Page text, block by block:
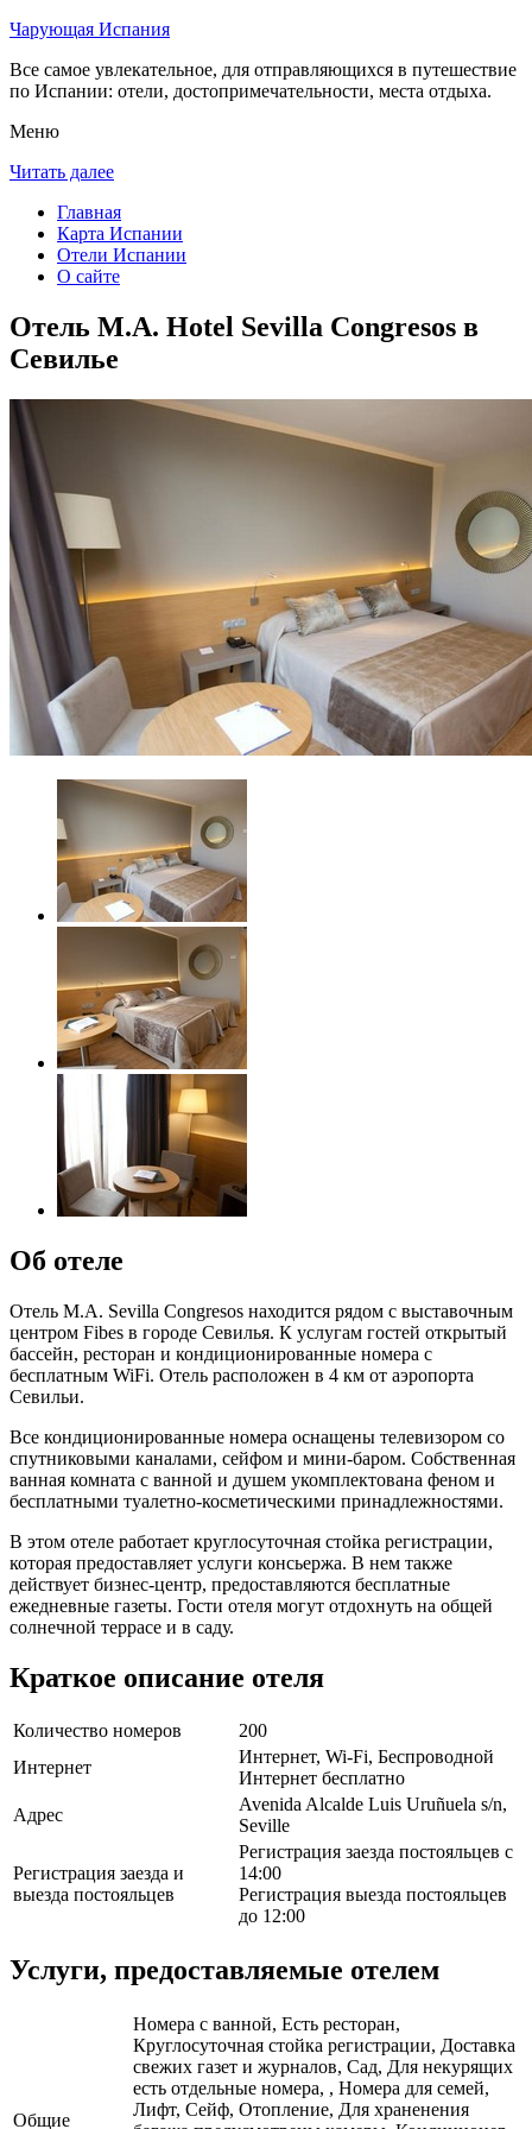
Чарующая Испания
Все самое увлекательное, для отправляющихся в путешествие
по Испании: отели, достопримечательности, места отдыха.
Меню
Читать далее
Главная
Карта Испании
Отели Испании
О сайте
Отель M.A. Hotel Sevilla Congresos в
Севилье
Об отеле
Отель M.A. Sevilla Congresos находится рядом с выставочным
центром Fibes в городе Севилья. К услугам гостей открытый
бассейн, ресторан и кондиционированные номера с
бесплатным WiFi. Отель расположен в 4 км от аэропорта
Севильи.
Все кондиционированные номера оснащены телевизором со
спутниковыми каналами, сейфом и мини-баром. Собственная
ванная комната с ванной и душем укомплектована феном и
бесплатными туалетно-косметическими принадлежностями.
В этом отеле работает круглосуточная стойка регистрации,
которая предоставляет услуги консьержа. В нем также
действует бизнес-центр, предоставляются бесплатные
ежедневные газеты. Гости отеля могут отдохнуть на общей
солнечной террасе и в саду.
Краткое описание отеля
Количество номеров
200
Интернет
Интернет, Wi-Fi, Беспроводной
Интернет бесплатно
Адрес
Avenida Alcalde Luis Uruñuela s/n,
Seville
Регистрация заезда и
выезда постояльцев
Регистрация заезда постояльцев с
14:00
Регистрация выезда постояльцев
до 12:00
Услуги, предоставляемые отелем
Общие
Номера с ванной, Есть ресторан,
Круглосуточная стойка регистрации, Доставка
свежих газет и журналов, Сад, Для некурящих
есть отдельные номера, , Номера для семей,
Лифт, Сейф, Отопление, Для храненения